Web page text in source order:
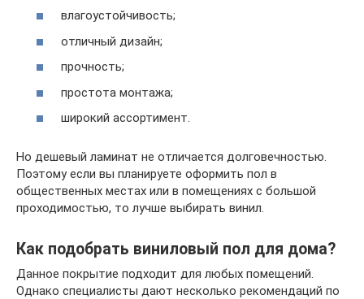
влагоустойчивость;
отличный дизайн;
прочность;
простота монтажа;
широкий ассортимент.
Но дешевый ламинат не отличается долговечностью.
Поэтому если вы планируете оформить пол в
общественных местах или в помещениях с большой
проходимостью, то лучше выбирать винил.
Как подобрать виниловый пол для дома?
Данное покрытие подходит для любых помещений.
Однако специалисты дают несколько рекомендаций по